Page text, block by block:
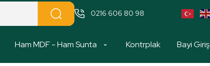
0216 606 80 98
Ham MDF - Ham Sunta Kontrplak Bayi Giriş